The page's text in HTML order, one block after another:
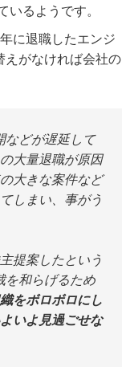
いるようです。
に退職したエンジ
えがなければ会社の
などが遅延して
大量退職が原因
大きな案件など
しまい、事がう
提案したという
を和らげるため
をボロボロにし
いよ見過ごせな